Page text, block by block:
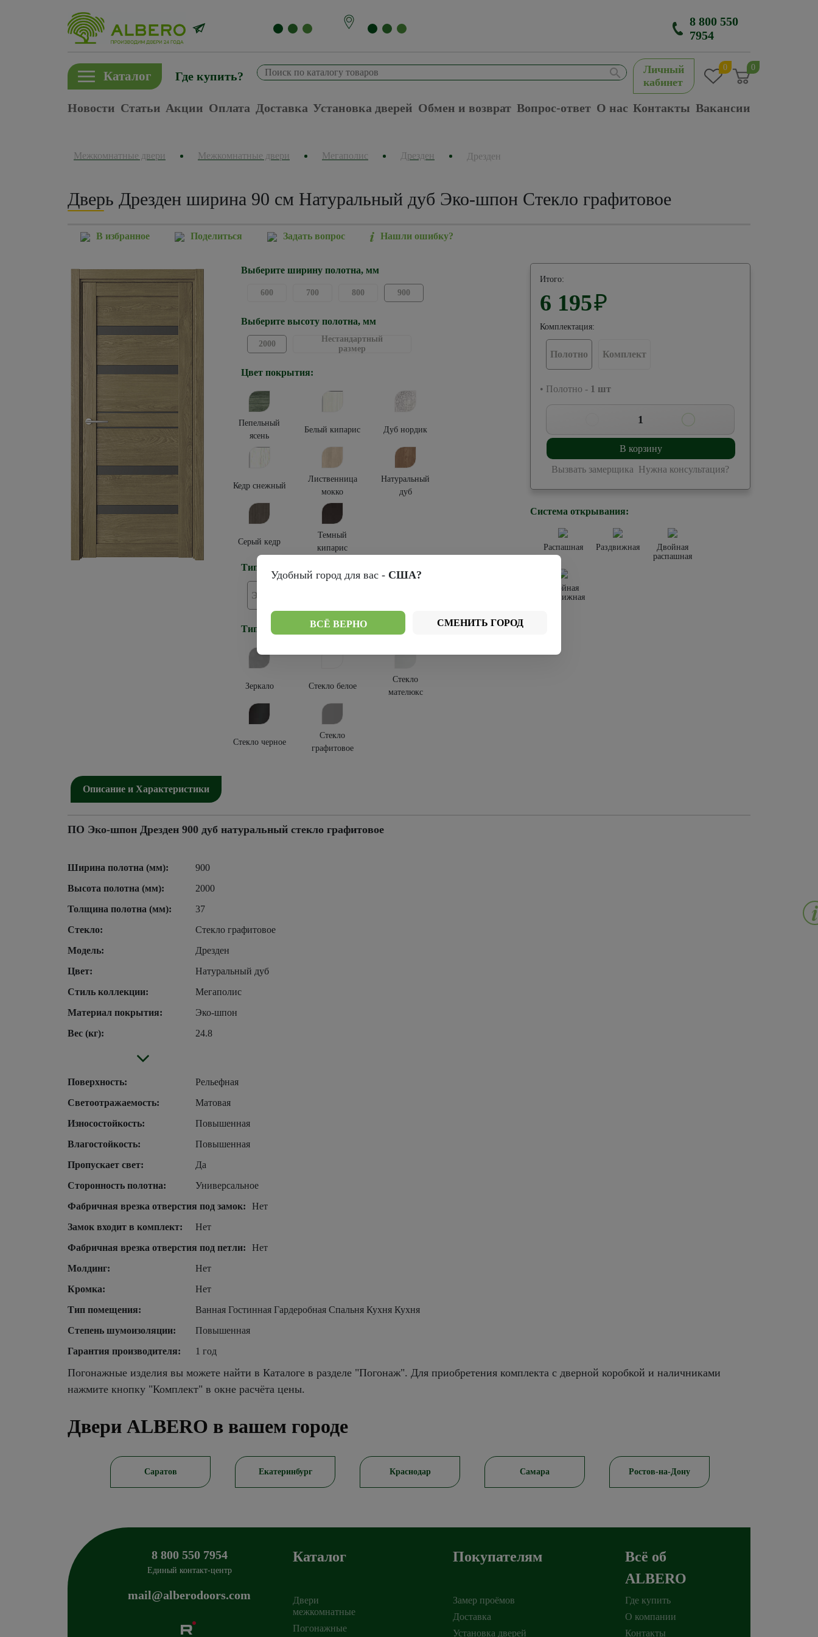
8 800 550
7954
Каталог Где купить?
Личный
кабинет
0 0
Новости Статьи Акции Оплата Доставка Установка дверей Обмен и возврат Вопрос-ответ О нас Контакты Вакансии
Межкомнатные двери Межкомнатные двери Мегаполис Дрезден Дрезден
Дверь Дрезден ширина 90 см Натуральный дуб Эко-шпон Стекло графитовое
В избранное Поделиться Задать вопрос Нашли ошибку?
Выберите ширину полотна, мм
600 700 800 900
Выберите высоту полотна, мм
2000
Нестандартный
размер
Цвет покрытия:
Пепельный
ясень
Белый кипарис Дуб нордик
Кедр снежный
Лиственница
мокко
Натуральный
дуб
Серый кедр
Темный
кипарис
Тип покрытия:
Эко-шпон
Тип остекления:
Зеркало Стекло белое
Стекло
мателюкс
Стекло черное
Стекло
графитовое
Итого:
6 195₽
Комплектация:
Полотно Комплект
• Полотно - 1 шт
1
В корзину
Вызвать замерщика Нужна консультация?
Система открывания:
Распашная Раздвижная
Двойная
распашная
Двойная
раздвижная
Описание и Характеристики
ПО Эко-шпон Дрезден 900 дуб натуральный стекло графитовое
Ширина полотна (мм):
900
Высота полотна (мм):
2000
Толщина полотна (мм):
37
Стекло:
Стекло графитовое
Модель:
Дрезден
Цвет:
Натуральный дуб
Стиль коллекции:
Мегаполис
Материал покрытия:
Эко-шпон
Вес (кг):
24.8
Поверхность:
Рельефная
Светоотражаемость:
Матовая
Износостойкость:
Повышенная
Влагостойкость:
Повышенная
Пропускает свет:
Да
Сторонность полотна:
Универсальное
Фабричная врезка отверстия под замок:
Нет
Замок входит в комплект:
Нет
Фабричная врезка отверстия под петли:
Нет
Молдинг:
Нет
Кромка:
Нет
Тип помещения:
Ванная Гостинная Гардеробная Спальня Кухня Кухня
Степень шумоизоляции:
Повышенная
Гарантия производителя:
1 год
Погонажные изделия вы можете найти в Каталоге в разделе "Погонаж". Для приобретения комплекта с дверной коробкой и наличниками
нажмите кнопку "Комплект" в окне расчёта цены.
Двери ALBERO в вашем городе
Екатеринбург Краснодар Самара Ростов-на-Дону Красноярск
8 800 550 7954
Единый контакт-центр
mail@alberodoors.com
Каталог
Двери
межкомнатные
Погонажные
Покупателям
Замер проёмов
Доставка
Установка дверей
Всё об
ALBERO
Где купить
О компании
Контакты
Удобный город для вас - США?
ВСЁ ВЕРНО СМЕНИТЬ ГОРОД